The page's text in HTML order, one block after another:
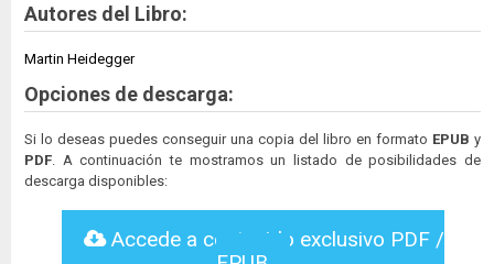
Autores del Libro:
Martin Heidegger
Opciones de descarga:
Si lo deseas puedes conseguir una copia del libro en formato EPUB y
PDF . A continuación te mostramos un listado de posibilidades de
descarga disponibles:
Accede a contenido exclusivo PDF /